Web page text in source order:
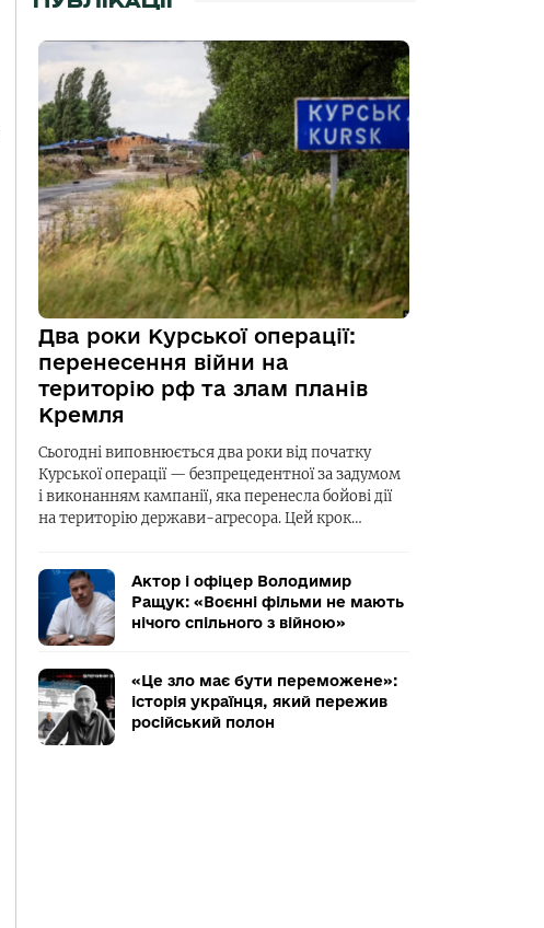
Два роки Курської операції:
перенесення війни на
територію рф та злам планів
Кремля
Сьогодні виповнюється два роки від початку
Курської операції — безпрецедентної за задумом
і виконанням кампанії, яка перенесла бойові дії
на територію держави-агресора. Цей крок…
Актор і офіцер Володимир
Ращук: «Воєнні фільми не мають
нічого спільного з війною»
«Це зло має бути переможене»:
історія українця, який пережив
російський полон